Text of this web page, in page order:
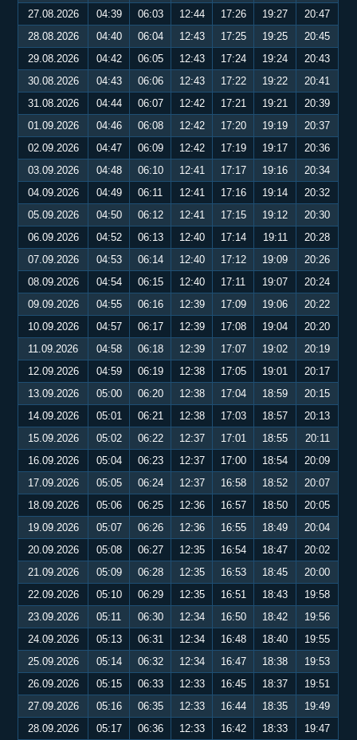
27.08.2026
04:39 06:03 12:44 17:26 19:27
20:47
28.08.2026
04:40 06:04 12:43 17:25 19:25
20:45
29.08.2026
04:42 06:05 12:43 17:24 19:24
20:43
30.08.2026
04:43 06:06 12:43 17:22 19:22
20:41
31.08.2026
04:44 06:07 12:42 17:21 19:21
20:39
01.09.2026
04:46 06:08 12:42 17:20 19:19
20:37
02.09.2026
04:47 06:09 12:42 17:19 19:17
20:36
03.09.2026
04:48 06:10 12:41 17:17 19:16
20:34
04.09.2026
04:49 06:11 12:41 17:16 19:14
20:32
05.09.2026
04:50 06:12 12:41 17:15 19:12
20:30
06.09.2026
04:52 06:13 12:40 17:14 19:11
20:28
07.09.2026
04:53 06:14 12:40 17:12 19:09
20:26
08.09.2026
04:54 06:15 12:40 17:11 19:07
20:24
09.09.2026
04:55 06:16 12:39 17:09 19:06
20:22
10.09.2026
04:57 06:17 12:39 17:08 19:04
20:20
11.09.2026
04:58 06:18 12:39 17:07 19:02
20:19
12.09.2026
04:59 06:19 12:38 17:05 19:01
20:17
13.09.2026
05:00 06:20 12:38 17:04 18:59
20:15
14.09.2026
05:01 06:21 12:38 17:03 18:57
20:13
15.09.2026
05:02 06:22 12:37 17:01 18:55
20:11
16.09.2026
05:04 06:23 12:37 17:00 18:54
20:09
17.09.2026
05:05 06:24 12:37 16:58 18:52
20:07
18.09.2026
05:06 06:25 12:36 16:57 18:50
20:05
19.09.2026
05:07 06:26 12:36 16:55 18:49
20:04
20.09.2026
05:08 06:27 12:35 16:54 18:47
20:02
21.09.2026
05:09 06:28 12:35 16:53 18:45
20:00
22.09.2026
05:10 06:29 12:35 16:51 18:43
19:58
23.09.2026
05:11 06:30 12:34 16:50 18:42
19:56
24.09.2026
05:13 06:31 12:34 16:48 18:40
19:55
25.09.2026
05:14 06:32 12:34 16:47 18:38
19:53
26.09.2026
05:15 06:33 12:33 16:45 18:37
19:51
27.09.2026
05:16 06:35 12:33 16:44 18:35
19:49
28.09.2026
05:17 06:36 12:33 16:42 18:33
19:47